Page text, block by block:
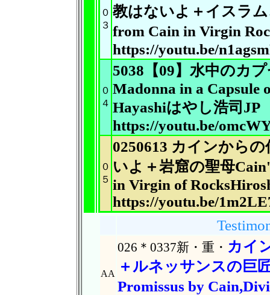
０
３
教はないよ ＋イスラ
from Cain in Virgin
https://youtu.be/
０
４
5038【09】水中のカ
Madonna in a Capsule
Hayashiはやし浩司JP
https://youtu.be/
０
５
0250613 カインから
いよ＋岩窟の聖母
in Virgin of
https://youtu.be/
AA
026＊0337新・重・ カイ
＋ルネッサンスの巨
Promissus by